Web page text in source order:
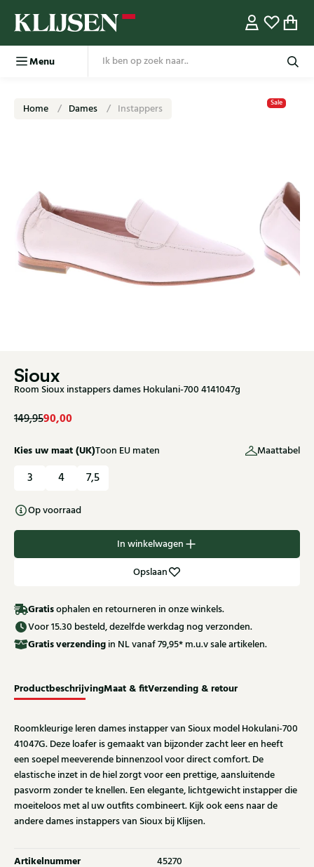
Menu
Home Dames Instappers Sale
Sioux
Room Sioux instappers dames Hokulani-700 4141047g
149,9590,00
Kies uw maat (UK)Toon EU maten Maattabel
3 4 7,5
Op voorraad
In winkelwagen
Opslaan
Gratisophalen en retourneren in onze winkels.
Voor 15.30 besteld, dezelfde werkdag nog verzonden.
Gratisverzending in NL vanaf 79,95* m.u.v sale artikelen.
ProductbeschrijvingMaat & fitVerzending & retour
Roomkleurige leren dames instapper van Sioux model Hokulani-700
41047G. Deze loafer is gemaakt van bijzonder zacht leer en heeft
een soepel meeverende binnenzool voor direct comfort. De
elastische inzet in de hiel zorgt voor een prettige, aansluitende
pasvorm zonder te knellen. Een elegante, lichtgewicht instapper die
moeiteloos met al uw outfits combineert. Kijk ook eens naar de
andere dames instappers van Sioux bij Klijsen.
Artikelnummer 45270